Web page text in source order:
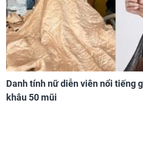
Danh tính nữ diễn viên nổi tiếng
khâu 50 mũi